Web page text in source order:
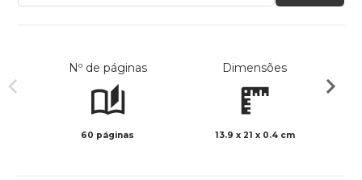
Nº de páginas
60 páginas
Dimensões
13.9 x 21 x 0.4 cm